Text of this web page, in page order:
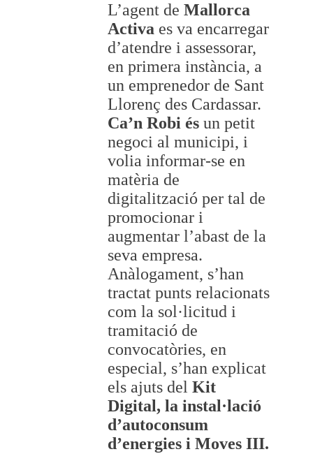
L’agent de Mallorca
Activa es va encarregar
d’atendre i assessorar,
en primera instància, a
un emprenedor de Sant
Llorenç des Cardassar.
Ca’n Robi és un petit
negoci al municipi, i
volia informar-se en
matèria de
digitalització per tal de
promocionar i
augmentar l’abast de la
seva empresa.
Anàlogament, s’han
tractat punts relacionats
com la sol·licitud i
tramitació de
convocatòries, en
especial, s’han explicat
els ajuts del Kit
Digital, la instal·lació
d’autoconsum
d’energies i Moves III.